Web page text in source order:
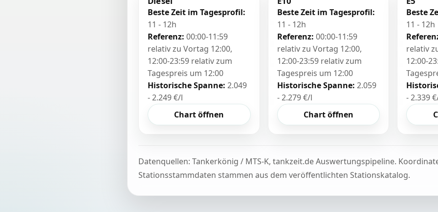
Beste Zeit im Tagesprofil:
11 - 12h
Referenz: 00:00-11:59
relativ zu Vortag 12:00,
12:00-23:59 relativ zum
Tagespreis um 12:00
Historische Spanne: 2.049
- 2.249 €/l
Chart öffnen
Beste Zeit im Tagesprofil:
11 - 12h
Referenz: 00:00-11:59
relativ zu Vortag 12:00,
12:00-23:59 relativ zum
Tagespreis um 12:00
Historische Spanne: 2.059
- 2.279 €/l
Chart öffnen
Beste
11 - 12h
relativ
12:00-
- 2.339
Datenquellen: Tankerkönig / MTS-K, tankzeit.de Auswertungspipeline.
Stationsstammdaten stammen aus dem veröffentlichten Stationskatalog.